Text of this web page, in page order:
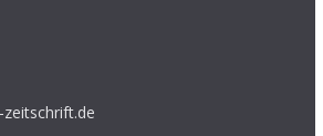
zeitschrift.de